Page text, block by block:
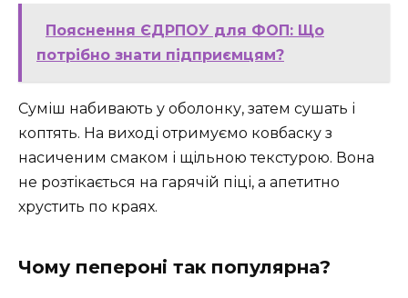
Пояснення ЄДРПОУ для ФОП: Що
потрібно знати підприємцям?
Суміш набивають у оболонку, затем сушать і
коптять. На виході отримуємо ковбаску з
насиченим смаком і щільною текстурою. Вона
не розтікається на гарячій піці, а апетитно
хрустить по краях.
Чому пепероні так популярна?